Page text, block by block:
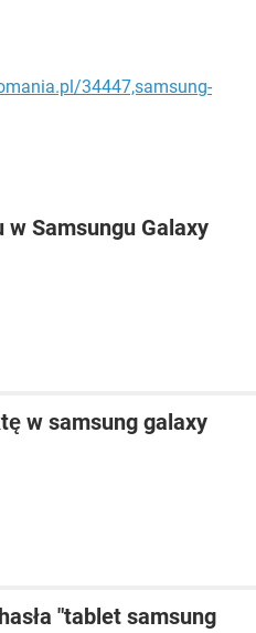
34447,samsung-
Samsungu Galaxy
w samsung galaxy
"tablet samsung